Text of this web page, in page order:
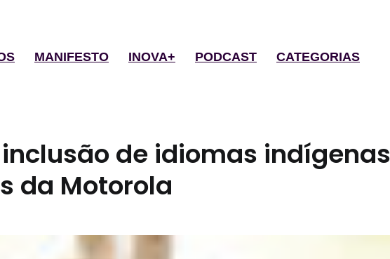
MANIFESTO INOVA+ PODCAST CATEGORIAS
de idiomas indígenas
da Motorola